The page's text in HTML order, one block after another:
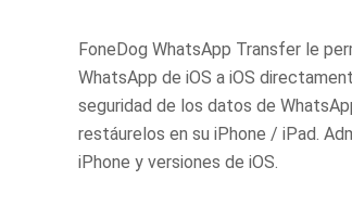
FoneDog WhatsApp Transfer le
WhatsApp de iOS a iOS
seguridad de los datos de
restáurelos en su iPhone / iPad.
iPhone y versiones de iOS.